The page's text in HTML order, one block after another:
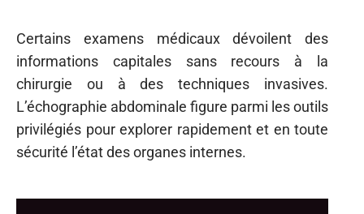
Certains examens médicaux dévoilent des
informations capitales sans recours à la
chirurgie ou à des techniques invasives.
L’échographie abdominale figure parmi les outils
privilégiés pour explorer rapidement et en toute
sécurité l’état des organes internes.